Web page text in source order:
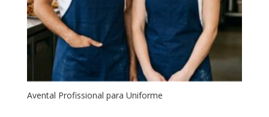
Avental Profissional para Uniforme